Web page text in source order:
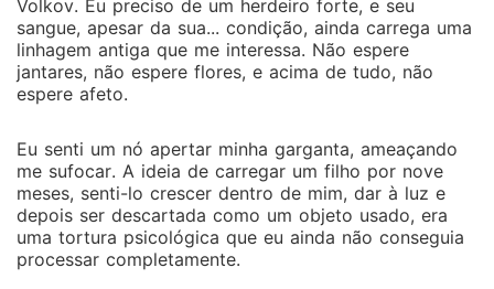
Volkov. Eu preciso de um herdeiro forte, e seu
sangue, apesar da sua... condição, ainda carrega uma
linhagem antiga que me interessa. Não espere
jantares, não espere flores, e acima de tudo, não
espere afeto.
Eu senti um nó apertar minha garganta, ameaçando
me sufocar. A ideia de carregar um filho por nove
meses, senti-lo crescer dentro de mim, dar à luz e
depois ser descartada como um objeto usado, era
uma tortura psicológica que eu ainda não conseguia
processar completamente.